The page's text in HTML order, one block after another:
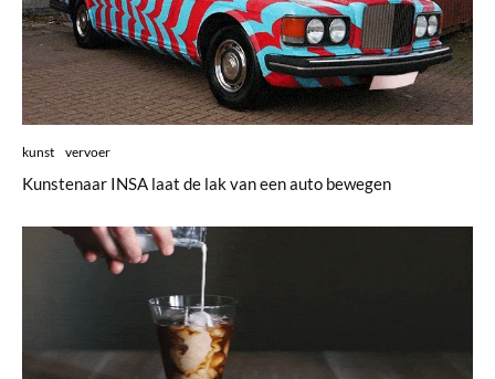
kunst vervoer
Kunstenaar INSA laat de lak van een auto bewegen